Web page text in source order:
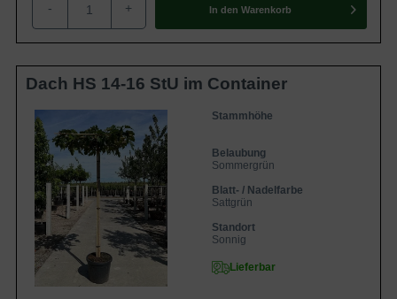
- + In den Warenkorb
Dach HS 14-16 StU im Container
Stammhöhe
Belaubung
Sommergrün
Blatt- / Nadelfarbe
Sattgrün
Standort
Sonnig
Lieferbar